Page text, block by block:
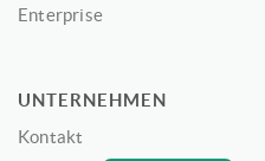
Enterprise
UNTERNEHMEN
Kontakt